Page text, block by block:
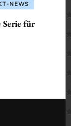
NEWS
Serie für